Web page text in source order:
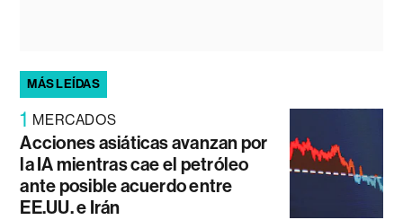
MÁS LEÍDAS
1 MERCADOS
Acciones asiáticas avanzan por
la IA mientras cae el petróleo
ante posible acuerdo entre
EE.UU. e Irán